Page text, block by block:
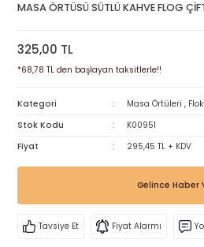
MASA ÖRTÜSÜ SÜTLÜ KAHVE FLOG
325,00 TL
*68,78 TL den başlayan taksitlerle!!
Kategori Masa Örtüleri ,
Stok Kodu
K00951
Fiyat
295,45 TL + KDV
Gelince Haber
Tavsiye Et Fiyat Alarmı